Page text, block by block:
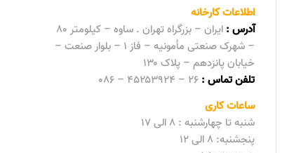
اطلاعات کارخانه
آدرس :
ایران – بزرگراه تهران . ساوه – کیلومتر ۸۰
– شهرک صنعتی مأمونیه – فاز ۱ – بلوار صنعت –
خیابان پانزدهم – پلاک ۱۳۰
تلفن تماس : ۲۶ – ۴۵۲۵۳۹۲۴ – ۰۸۶
ساعات کاری
شنبه تا چهارشنبه : ۸ الی ۱۷
پنجشنبه: ۸ الی ۱۲